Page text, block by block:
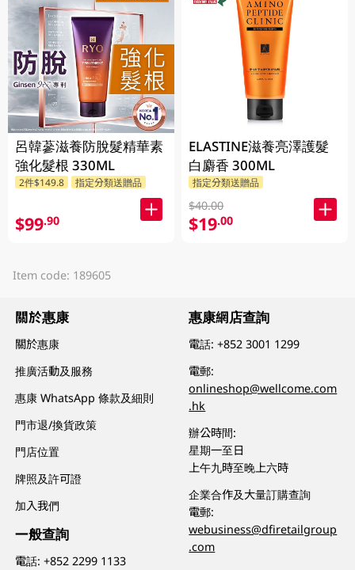
呂韓蔘滋養防脫髮精華素
強化髮根 330ML
2件$149.8 指定分類送贈品
$99.90
ELASTINE滋養亮澤護髮
白麝香 300ML
指定分類送贈品
$40.00
$19.00
Item code: 189605
關於惠康
關於惠康
推廣活動及服務
惠康 WhatsApp 條款及細則
門市退/換貨政策
門店位置
牌照及許可證
加入我們
一般查詢
電話:+852 2299 1133
惠康網店查詢
電話:+852 3001 1299
電郵:
onlineshop@wellcome.com
.hk
辦公時間:
星期一至日
上午九時至晚上六時
企業合作及大量訂購查詢
電郵:
webusiness@dfiretailgroup
.com